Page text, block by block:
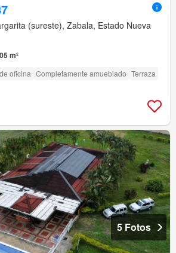
(sureste), Zabala, Estado Nueva
m²
oficina Completamente amueblado Terraza
5 Fotos